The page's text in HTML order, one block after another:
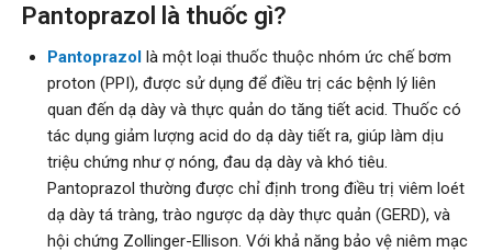
Pantoprazol là thuốc gì?
Pantoprazollà một loại thuốc thuộc nhóm ức chế bơm
proton (PPI), được sử dụng để điều trị các bệnh lý liên
quan đến dạ dày và thực quản do tăng tiết acid. Thuốc có
tác dụng giảm lượng acid do dạ dày tiết ra, giúp làm dịu
triệu chứng như ợ nóng, đau dạ dày và khó tiêu.
Pantoprazol thường được chỉ định trong điều trị viêm loét
dạ dày tá tràng, trào ngược dạ dày thực quản (GERD), và
hội chứng Zollinger-Ellison. Với khả năng bảo vệ niêm mạc